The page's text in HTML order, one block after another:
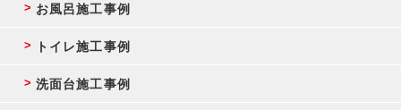
お風呂施工事例
トイレ施工事例
洗面台施工事例